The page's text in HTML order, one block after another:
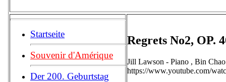
Startseite
Souvenir d'Amérique
Der 200. Geburtstag
Regrets No2, OP.
Jill Lawson - Piano , Bin
https://www.youtube.com/